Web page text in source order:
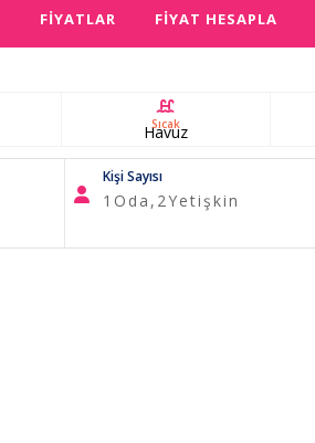
FIYATLAR FIYAT HESAPLA
Sıcak
Havuz
Kişi Sayısı
1 Oda, 2Yetişkin